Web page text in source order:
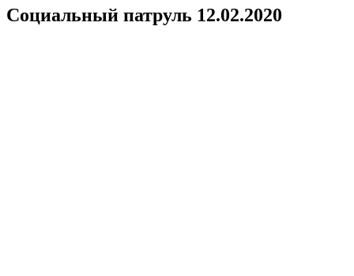
Социальный патруль 12.02.2020